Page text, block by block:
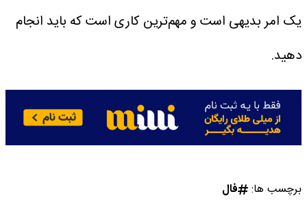
یک امر بدیهی است و مهم‌ترین کاری است که باید انجام
دهید.
برچسب ها: فال